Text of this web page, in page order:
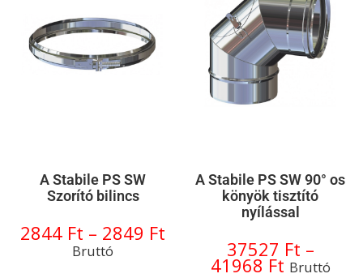
A Stabile PS SW
Szorító bilincs
2844 Ft – 2849 Ft
Bruttó
A Stabile PS SW 90° os
könyök tisztító
nyílással
37527 Ft –
41968 Ft Bruttó